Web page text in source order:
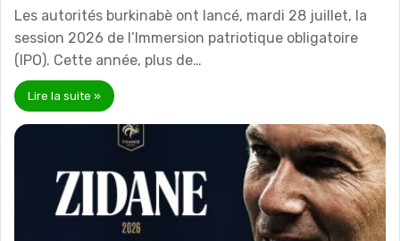
Les autorités burkinabè ont lancé, mardi 28 juillet, la
session 2026 de l’Immersion patriotique obligatoire
(IPO). Cette année, plus de…
Lire la suite »